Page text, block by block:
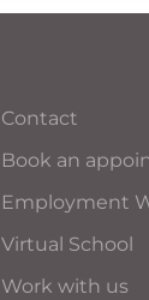
Contact
Book an
Employment
Virtual School
Work with us